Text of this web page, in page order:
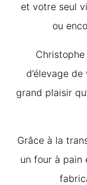
et votre seul
ou
d’élevage
grand plaisir
Grâce à la
un four à pain